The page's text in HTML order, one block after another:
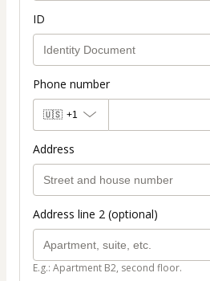
ID
Phone number
🇺🇸 +1
Address
Address line 2 (optional)
E.g.: Apartment B2, second floor.